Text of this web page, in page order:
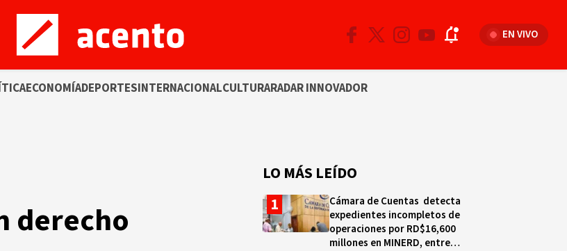
EN VIVO
ECONOMÍADEPORTESINTERNACIONALCULTURARADAR INNOVADOR
derecho
LO MÁS LEÍDO
Cámara de Cuentas detecta
expedientes incompletos de
operaciones por RD$16,600
millones en MINERD, entre